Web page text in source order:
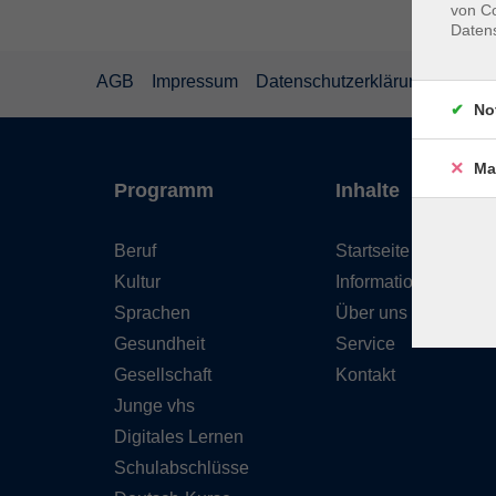
AGB Impressum Datenschutzerklärung
Programm
Beruf
Kultur
Sprachen
Gesundheit
Gesellschaft
Junge vhs
Digitales Lernen
Schulabschlüsse
Inhalte
Startseite
Informationen
Über uns
Service
Kontakt
von